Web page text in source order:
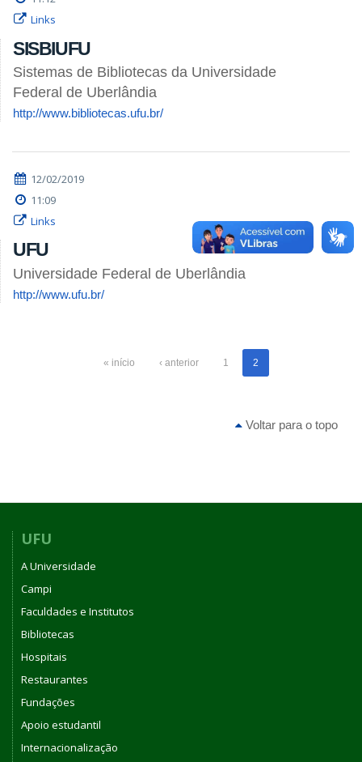
Links
SISBIUFU
Sistemas de Bibliotecas da Universidade
Federal de Uberlândia
http://www.bibliotecas.ufu.br/
12/02/2019
11:09
Links
UFU
Universidade Federal de Uberlândia
http://www.ufu.br/
« início ‹ anterior 1 2
Voltar para o topo
UFU
A Universidade
Campi
Faculdades e Institutos
Bibliotecas
Hospitais
Restaurantes
Fundações
Apoio estudantil
Internacionalização